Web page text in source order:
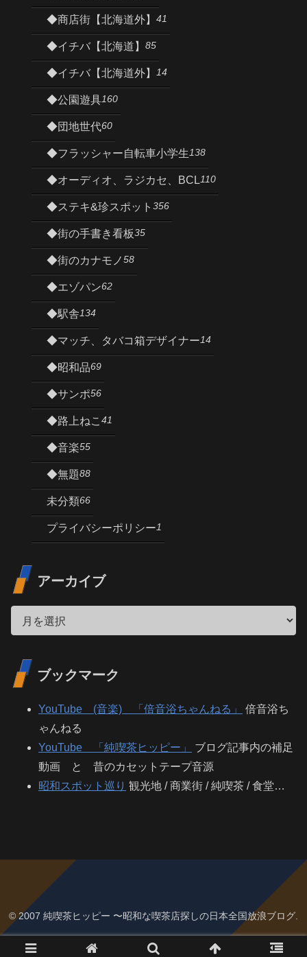
◆商店街【北海道外】 41
◆イチバ【北海道】 85
◆イチバ【北海道外】 14
◆公園遊具160
◆団地世代60
◆フラッシャー自転車小学生138
◆オーディオ、ラジカセ、BCL110
◆ステキ&珍スポット 356
◆街の手書き看板35
◆街のカナモノ58
◆エゾパン62
◆駅舎134
◆マッチ、タバコ箱デザイナー14
◆昭和品69
◆サンポ56
◆路上ねこ 41
◆音楽55
◆無題88
未分類66
プライバシーポリシー1
アーカイブ
ブックマーク
YouTube (音楽) 「倍音浴ちゃんねる」
倍音浴ち
ゃんねる
YouTube 「純喫茶ヒッピー」
ブログ記事内の補足
動画 と 昔のカセットテープ音源
昭和スポット巡り 観光地 / 商業街 / 純喫茶 / 食堂…
© 2007 純喫茶ヒッピー 〜昭和な喫茶店探しの日本全国放浪ブログ.